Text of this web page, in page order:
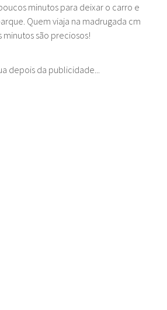
minutos para deixar o carro e
Quem viaja na madrugada cm
são preciosos!
depois da publicidade...